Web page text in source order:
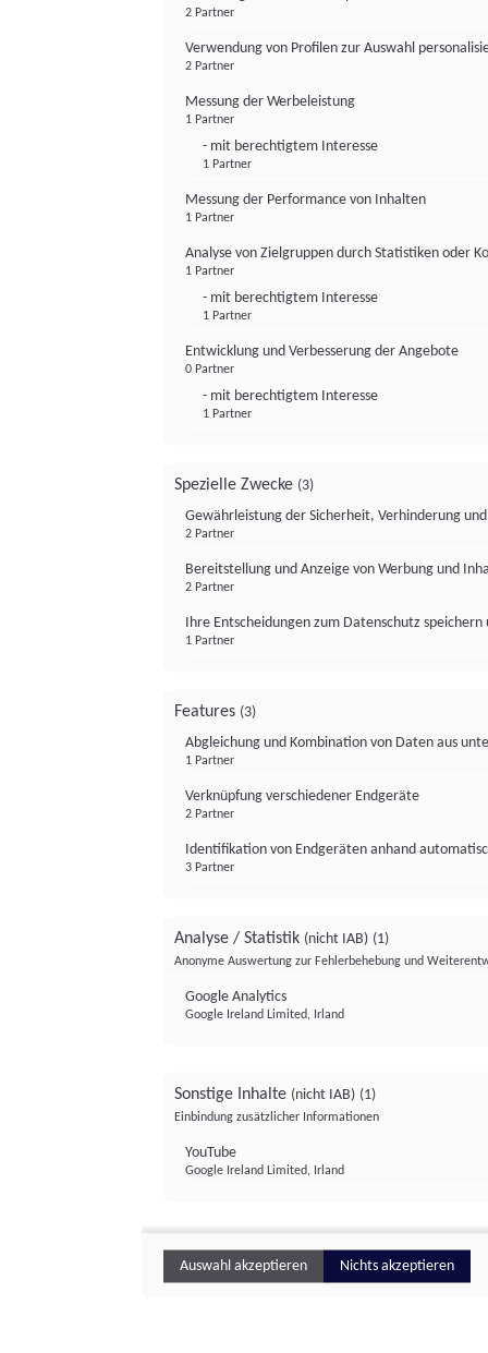
2 Partner
Verwendung von Profilen zur Auswahl
2 Partner
Messung der Werbeleistung
1 Partner
- mit berechtigtem Interesse
1 Partner
Messung der Performance von Inhalten
1 Partner
Analyse von Zielgruppen durch Statistiken oder
1 Partner
- mit berechtigtem Interesse
1 Partner
Entwicklung und Verbesserung der Angebote
0 Partner
- mit berechtigtem Interesse
1 Partner
Spezielle Zwecke (3)
Gewährleistung der Sicherheit, Verhinderung
2 Partner
Bereitstellung und Anzeige von Werbung und
2 Partner
Ihre Entscheidungen zum Datenschutz
1 Partner
Features (3)
Abgleichung und Kombination von Daten aus
1 Partner
Verknüpfung verschiedener Endgeräte
2 Partner
Identifikation von Endgeräten anhand
3 Partner
Analyse / Statistik (nicht IAB) (1)
Anonyme Auswertung zur Fehlerbehebung und
Google Analytics
Google Ireland Limited, Irland
Sonstige Inhalte (nicht IAB) (1)
Einbindung zusätzlicher Informationen
YouTube
Google Ireland Limited, Irland
Auswahl akzeptieren Nichts akzeptieren